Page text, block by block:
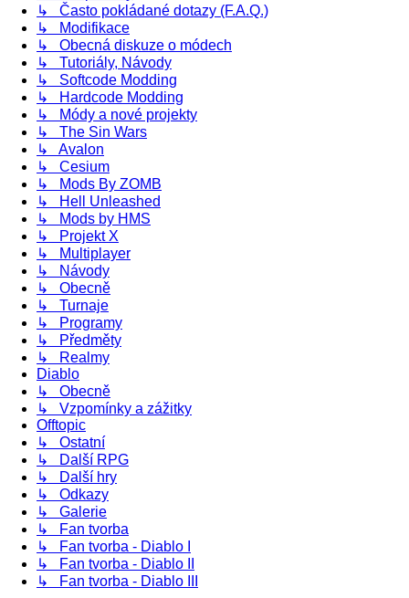
↳ Často pokládané dotazy (F.A.Q.)
↳ Modifikace
↳ Obecná diskuze o módech
↳ Tutoriály, Návody
↳ Softcode Modding
↳ Hardcode Modding
↳ Módy a nové projekty
↳ The Sin Wars
↳ Avalon
↳ Cesium
↳ Mods By ZOMB
↳ Hell Unleashed
↳ Mods by HMS
↳ Projekt X
↳ Multiplayer
↳ Návody
↳ Obecně
↳ Turnaje
↳ Programy
↳ Předměty
↳ Realmy
Diablo
↳ Obecně
↳ Vzpomínky a zážitky
Offtopic
↳ Ostatní
↳ Další RPG
↳ Další hry
↳ Odkazy
↳ Galerie
↳ Fan tvorba
↳ Fan tvorba - Diablo I
↳ Fan tvorba - Diablo II
↳ Fan tvorba - Diablo III